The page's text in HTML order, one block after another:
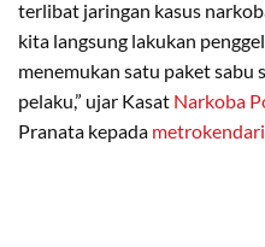
terlibat jaringan kasus
kita langsung lakukan
menemukan satu paket sabu
pelaku,” ujar Kasat Narkoba
Pranata kepada